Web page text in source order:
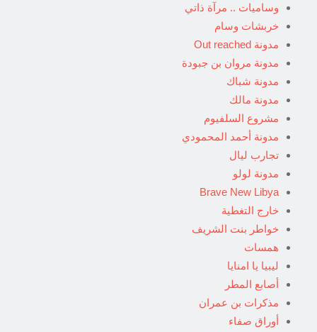
وساميات .. مرآة ذاتي
خربشات وسام
مدونة Out reached
مدونة مروان بن جبودة
مدونة شباك
مدونة مالك
مشروع السلفيوم
مدونة أحمد المحمودي
تجارب ليال
مدونة لولو
Brave New Libya
خارج التغطية
خواطر بنت الشريف
همسات
ليبيا يا امنايا
أصابع المطر
مذكرات بن عمران
أوراق صفاء